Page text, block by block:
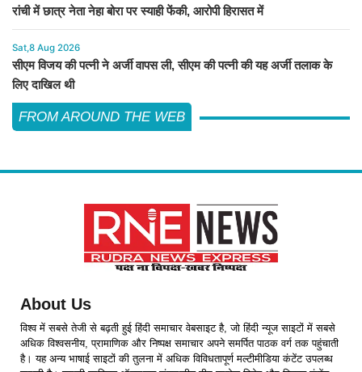
रांची में छात्र नेता नेहा बोरा पर स्याही फेंकी, आरोपी हिरासत में
Sat,8 Aug 2026
सीएम विजय की पत्नी ने अर्जी वापस ली, सीएम की पत्नी की यह अर्जी तलाक के
लिए दाखिल थी
FROM AROUND THE WEB
About Us
विश्व में सबसे तेजी से बढ़ती हुई हिंदी समाचार वेबसाइट है, जो हिंदी न्यूज साइटों में सबसे
अधिक विश्वसनीय, प्रामाणिक और निष्पक्ष समाचार अपने समर्पित पाठक वर्ग तक पहुंचाती
है। यह अन्य भाषाई साइटों की तुलना में अधिक विविधतापूर्ण मल्टीमीडिया कंटेंट उपलब्ध